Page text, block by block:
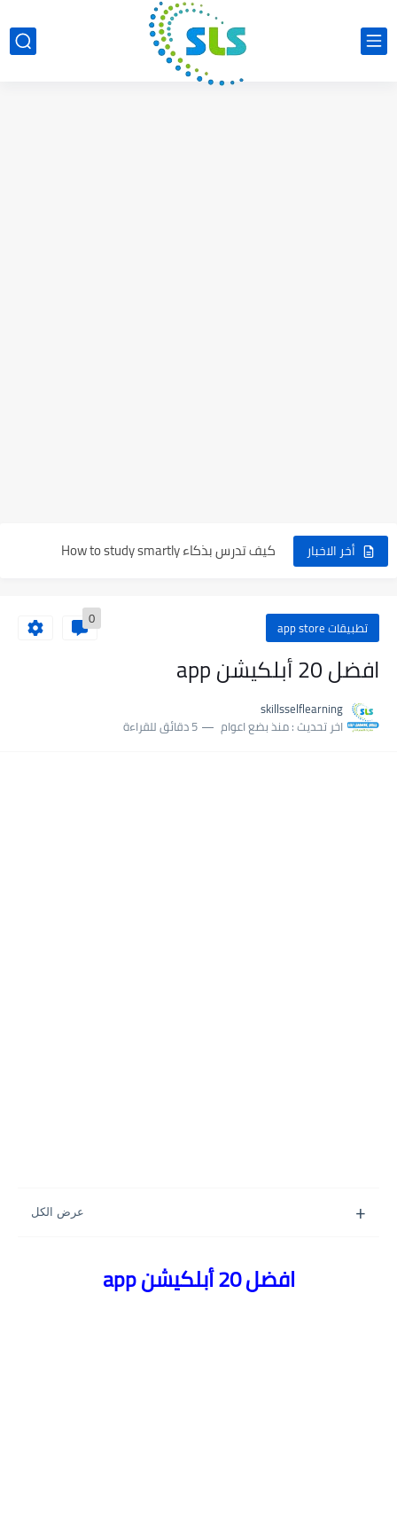
أخر الاخبار
الإنجليزية للأعمال (Business English)
الهوية البصرية Visual identity
كيف تحدد مسارك المهني (Career Pathways)
تطبيقات app store 0
افضل 20 أبلكيشن app
skillsselflearning
اخر تحديث :منذ بضع اعوام 5 دقائق للقراءة
افضل 20 أبلكيشن app